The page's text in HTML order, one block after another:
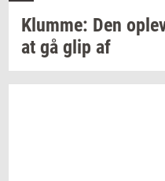
Klum­me: Den
at gå glip af